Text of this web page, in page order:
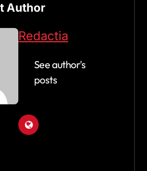
Author
Redactia
See author's
posts